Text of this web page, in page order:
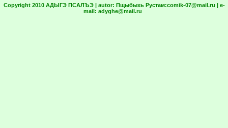
Copyright 2010 АДЫГЭ ПСАЛЪЭ | autor: Пщыбыхь Рустам:comik-07@mail.ru | e-
mail: adyghe@mail.ru